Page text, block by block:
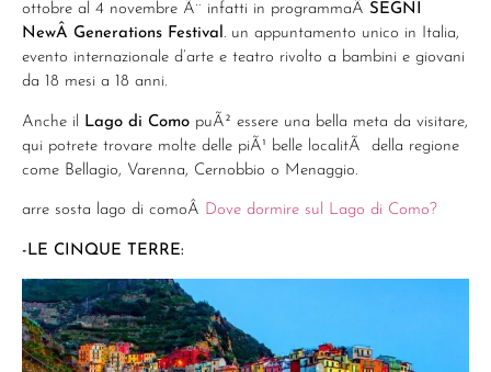
ottobre al 4 novembre Ã¨ infatti in programmaÂ SEGNI
NewÂ Generations Festival. un appuntamento unico in Italia,
evento internazionale d’arte e teatro rivolto a bambini e giovani
da 18 mesi a 18 anni.
Anche il Lago di Como puÃ² essere una bella meta da visitare,
qui potrete trovare molte delle piÃ¹ belle localitÃ della regione
come Bellagio, Varenna, Cernobbio o Menaggio.
arre sosta lago di comoÂ Dove dormire sul Lago di Como?
-LE CINQUE TERRE: